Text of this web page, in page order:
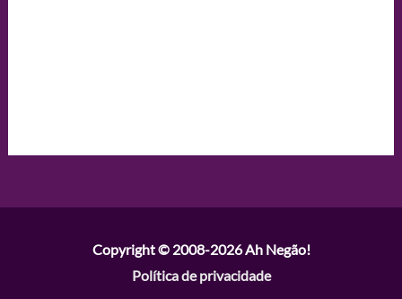
Copyright © 2008-2026Ah Negão!
Política de privacidade